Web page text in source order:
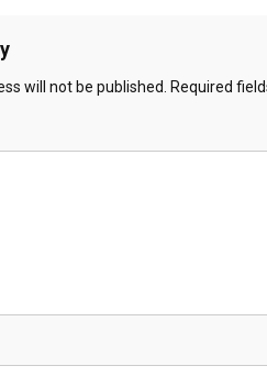
will not be published. Required